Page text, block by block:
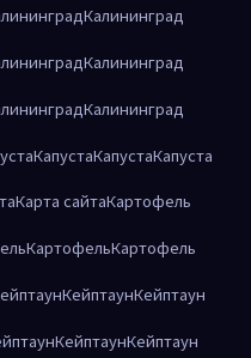
Калининград
Калининград
Калининград
КапустаКапустаКапуста
Карта сайтаКартофель
КартофельКартофель
КейптаунКейптаун
КейптаунКейптаун